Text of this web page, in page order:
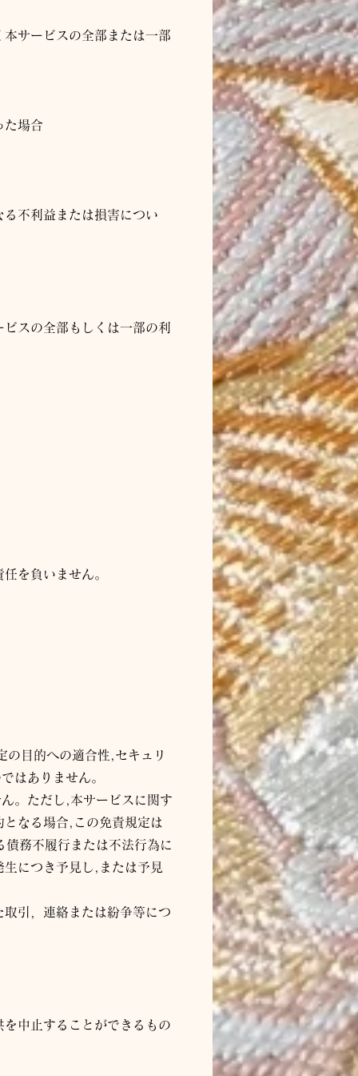
サービスの全部または一部
た場合
不利益または損害につい
スの全部もしくは一部の利
を負いません。
目的への適合性,セキュリ
はありません。
。ただし,本サービスに関す
なる場合,この免責規定は
務不履行または不法行為に
につき予見し,または予見
引，連絡または紛争等につ
中止することができるもの